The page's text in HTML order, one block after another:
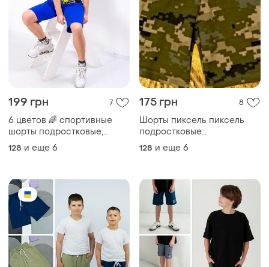
199 грн 7
6 цветов 🌈 спортивные
шорты подростковые,
спортивные шорты
подростковые, бриджи,
128 и еще 6
175 грн 8
Шорты пиксель пиксель
подростковые
вкраплениемышки
128 и еще 6